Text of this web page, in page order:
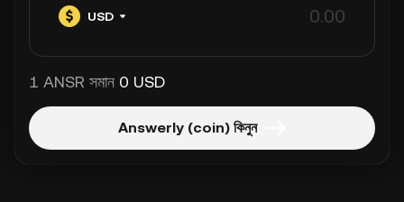
USD
1 ANSR সমান 0 USD
Answerly (coin) কিনুন